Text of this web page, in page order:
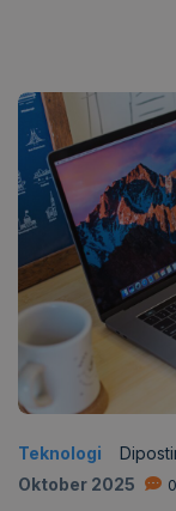
Teknologi
Oktober 2025
0